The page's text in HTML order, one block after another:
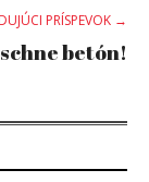
PRÍSPEVOK →
betón!